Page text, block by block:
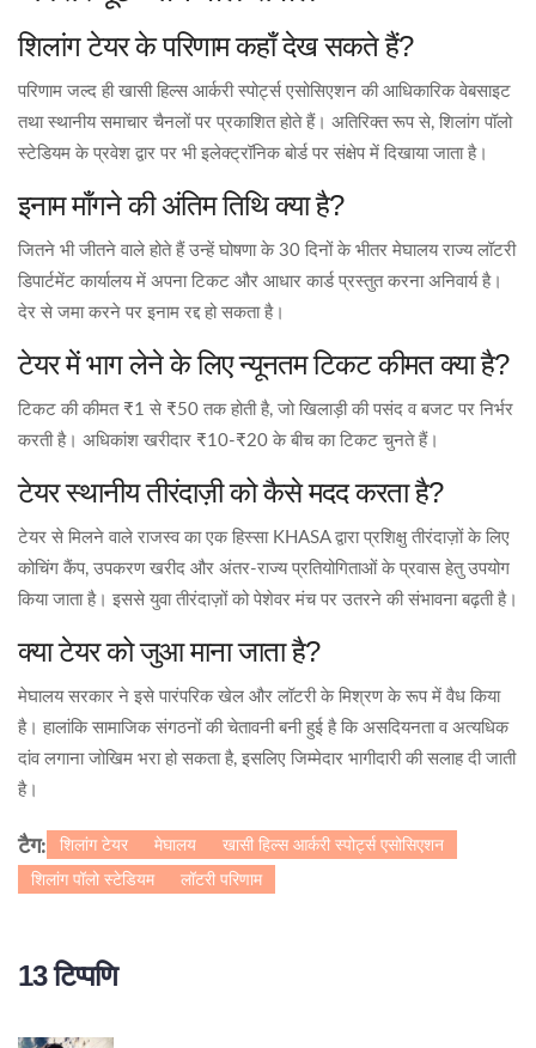
शिलांग टेयर के परिणाम कहाँ देख सकते हैं?
परिणाम जल्द ही खासी हिल्स आर्करी स्पोर्ट्स एसोसिएशन की आधिकारिक वेबसाइट
तथा स्थानीय समाचार चैनलों पर प्रकाशित होते हैं। अतिरिक्त रूप से, शिलांग पॉलो
स्टेडियम के प्रवेश द्वार पर भी इलेक्ट्रॉनिक बोर्ड पर संक्षेप में दिखाया जाता है।
इनाम माँगने की अंतिम तिथि क्या है?
जितने भी जीतने वाले होते हैं उन्हें घोषणा के 30 दिनों के भीतर मेघालय राज्य लॉटरी
डिपार्टमेंट कार्यालयमें अपना टिकट और आधार कार्ड प्रस्तुत करना अनिवार्य है।
देर से जमा करने पर इनाम रद्द हो सकता है।
टेयर में भाग लेने के लिए न्यूनतम टिकट कीमत क्या है?
टिकट की कीमत ₹1 से ₹50 तक होती है, जो खिलाड़ी की पसंद व बजट पर निर्भर
करती है। अधिकांश खरीदार ₹10‑₹20 के बीच का टिकट चुनते हैं।
टेयर स्थानीय तीरंदाज़ी को कैसे मदद करता है?
टेयर से मिलने वाले राजस्व का एक हिस्सा KHASA द्वारा प्रशिक्षु तीरंदाज़ों के लिए
कोचिंग कैंप, उपकरण खरीद और अंतर‑राज्य प्रतियोगिताओं के प्रवास हेतु उपयोग
किया जाता है। इससे युवा तीरंदाज़ों को पेशेवर मंच पर उतरने की संभावना बढ़ती है।
क्या टेयर को जुआ माना जाता है?
मेघालय सरकार ने इसे पारंपरिक खेल और लॉटरी के मिश्रण के रूप में वैध किया
है। हालांकि सामाजिक संगठनों की चेतावनी बनी हुई है कि असदियनता व अत्यधिक
दांव लगाना जोखिम भरा हो सकता है, इसलिए जिम्मेदार भागीदारी की सलाह दी जाती
है।
टैग: शिलांग टेयर मेघालय
खासी हिल्स आर्करी स्पोर्ट्स एसोसिएशन
शिलांग पॉलो स्टेडियम
लॉटरी परिणाम
13 टिप्पणि